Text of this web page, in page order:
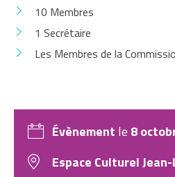
10 Membres
1 Secrétaire
Les Membres de la
Évènement le 8
Espace Culturel